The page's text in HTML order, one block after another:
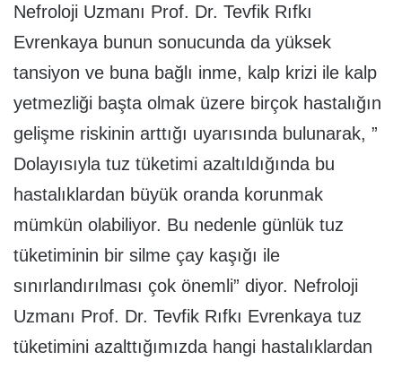
Nefroloji Uzmanı Prof. Dr. Tevfik Rıfkı
Evrenkaya bunun sonucunda da yüksek
tansiyon ve buna bağlı inme, kalp krizi ile kalp
yetmezliği başta olmak üzere birçok hastalığın
gelişme riskinin arttığı uyarısında bulunarak, ”
Dolayısıyla tuz tüketimi azaltıldığında bu
hastalıklardan büyük oranda korunmak
mümkün olabiliyor. Bu nedenle günlük tuz
tüketiminin bir silme çay kaşığı ile
sınırlandırılması çok önemli” diyor. Nefroloji
Uzmanı Prof. Dr. Tevfik Rıfkı Evrenkaya tuz
tüketimini azalttığımızda hangi hastalıklardan